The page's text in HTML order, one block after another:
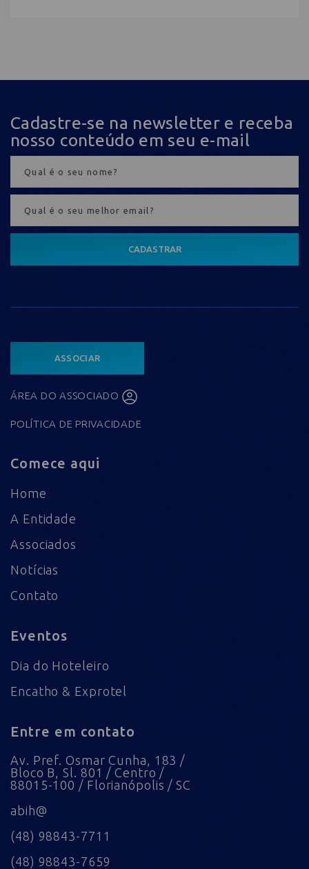
Cadastre-se na newsletter e receba
nosso conteúdo em seu e-mail
CADASTRAR
ASSOCIAR
ÁREA DO ASSOCIADO
POLÍTICA DE PRIVACIDADE
Comece aqui
Home
A Entidade
Associados
Notícias
Contato
Eventos
Dia do Hoteleiro
Encatho & Exprotel
Entre em contato
Av. Pref. Osmar Cunha, 183 /
Bloco B, Sl. 801 / Centro /
88015-100 / Florianópolis / SC
abih@
(48) 98843-7711
(48) 98843-7659